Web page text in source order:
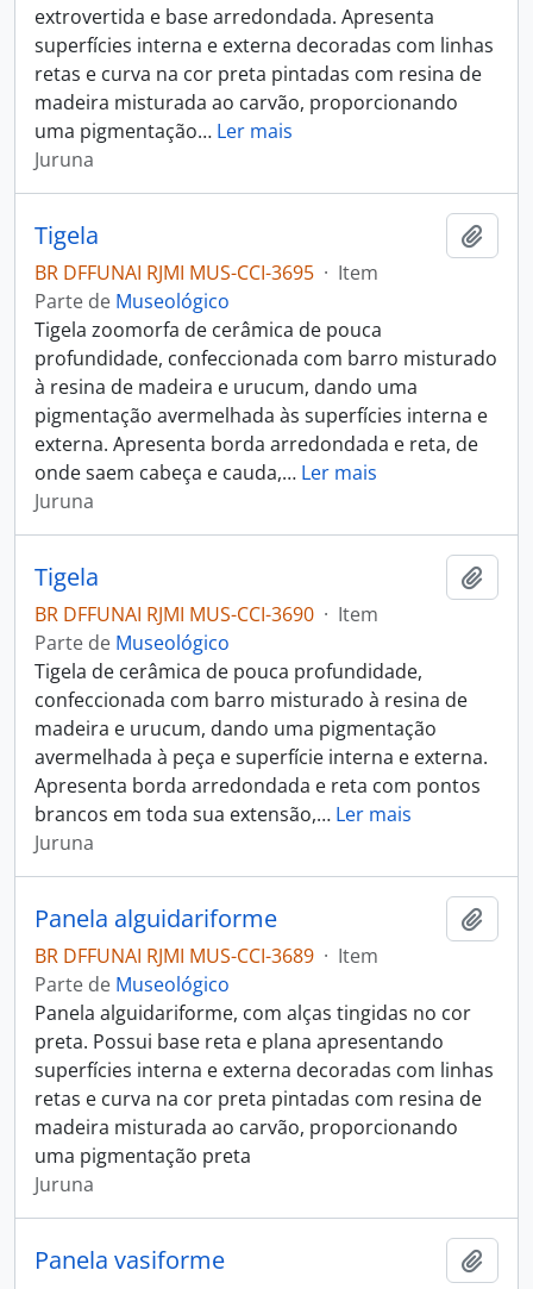
extrovertida e base arredondada. Apresenta
superfícies interna e externa decoradas com linhas
retas e curva na cor preta pintadas com resina de
madeira misturada ao carvão, proporcionando
uma pigmentação… Ler mais
Juruna
Tigela
BR DFFUNAI RJMI MUS-CCI-3695 · Item
Parte de Museológico
Tigela zoomorfa de cerâmica de pouca
profundidade, confeccionada com barro misturado
à resina de madeira e urucum, dando uma
pigmentação avermelhada às superfícies interna e
externa. Apresenta borda arredondada e reta, de
onde saem cabeça e cauda,… Ler mais
Juruna
Tigela
BR DFFUNAI RJMI MUS-CCI-3690 · Item
Parte de Museológico
Tigela de cerâmica de pouca profundidade,
confeccionada com barro misturado à resina de
madeira e urucum, dando uma pigmentação
avermelhada à peça e superfície interna e externa.
Apresenta borda arredondada e reta com pontos
brancos em toda sua extensão,… Ler mais
Juruna
Panela alguidariforme
BR DFFUNAI RJMI MUS-CCI-3689 · Item
Parte de Museológico
Panela alguidariforme, com alças tingidas no cor
preta. Possui base reta e plana apresentando
superfícies interna e externa decoradas com linhas
retas e curva na cor preta pintadas com resina de
madeira misturada ao carvão, proporcionando
uma pigmentação preta
Juruna
Panela vasiforme